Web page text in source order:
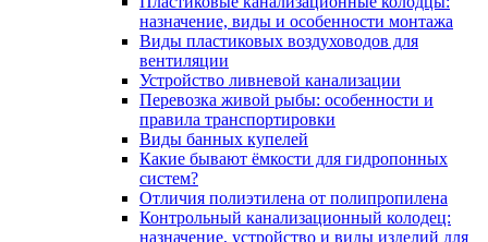
назначение, виды и особенности монтажа
Виды пластиковых воздуховодов для
вентиляции
Устройство ливневой канализации
Перевозка живой рыбы: особенности и
правила транспортировки
Виды банных купелей
Какие бывают ёмкости для гидропонных
систем?
Отличия полиэтилена от полипропилена
Контрольный канализационный колодец:
назначение, устройство и виды изделий для